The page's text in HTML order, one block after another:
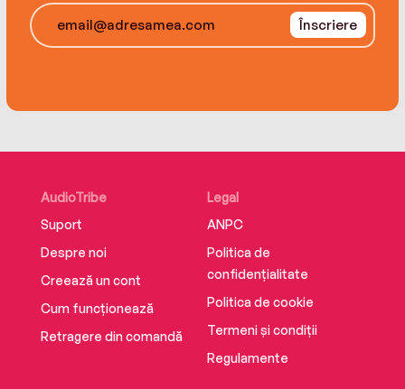
Înscriere
AudioTribe
Suport
Despre noi
Creează un cont
Cum funcționează
Retragere din comandă
Legal
ANPC
Politica de
confidențialitate
Politica de cookie
Termeni și condiții
Regulamente